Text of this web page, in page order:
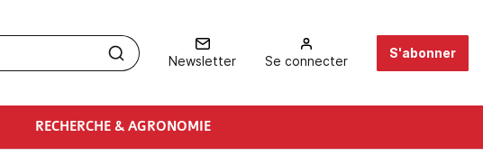
Newsletter Se connecter
S'abonner
RECHERCHE & AGRONOMIE